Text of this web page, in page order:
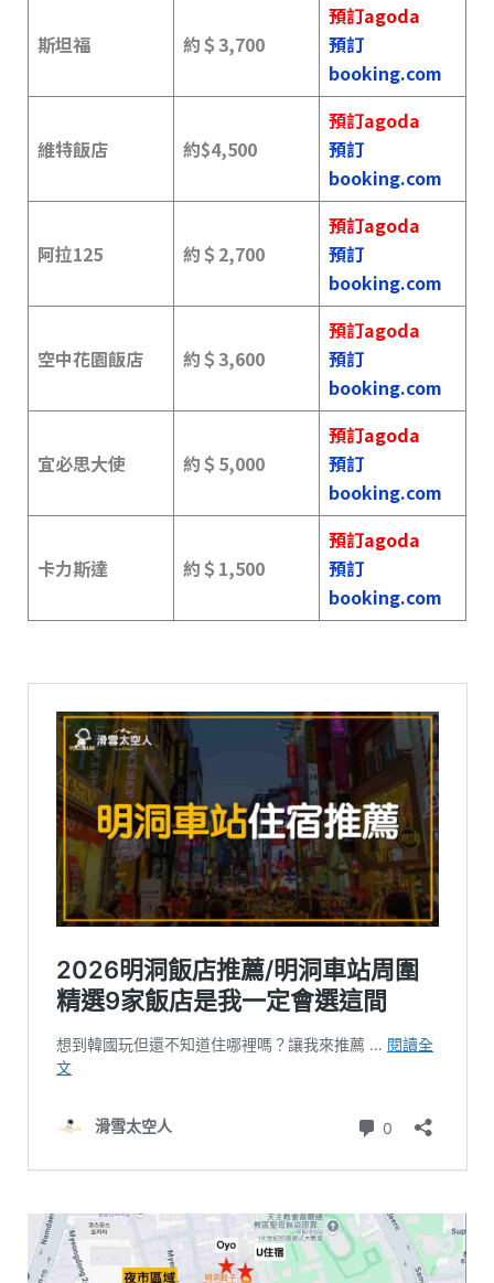
斯坦福 約＄3,700
預訂agoda
預訂
booking.com
維特飯店 約$4,500
預訂agoda
預訂
booking.com
阿拉125 約＄2,700
預訂agoda
預訂
booking.com
空中花園飯店 約＄3,600
預訂agoda
預訂
booking.com
宜必思大使 約＄5,000
預訂agoda
預訂
booking.com
卡力斯達 約＄1,500
預訂agoda
預訂
booking.com